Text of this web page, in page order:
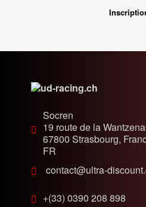
Socren
19 route de la
67800 Strasbourg,
FR
contact@ultra-
+(33) 0390 208 898